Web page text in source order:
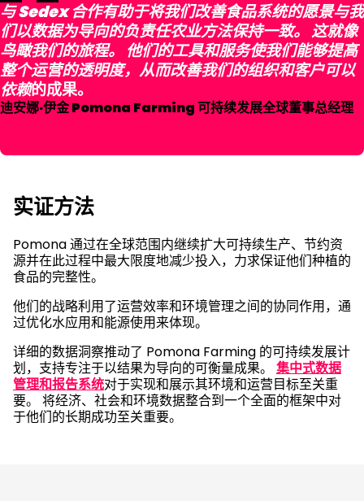
与 Sedex 合作有助于将我们改善食品系统的愿景与我
们以数据为导向的负责任农业方法保持一致。 这就像
鸟瞰我们的旅程。 他们的工具和服务使我们能够提高
整个运营的透明度，从而改善我们的组织和客户可以
依赖的成果。
迪安娜·伊金Pomona Farming 可持续发展全球董事总经理
实证方法
Pomona 通过在全球范围内继续扩大可持续生产、节约资
源并在此过程中最大限度地减少投入，力求保证他们种植的
食品的完整性。
他们的战略利用了运营效率和环境管理之间的协同作用，通
过优化水应用和能源使用来体现。
详细的数据洞察推动了 Pomona Farming 的可持续发展计
划，支持专注于以结果为导向的可衡量成果。 集中式数据
管理和报告系统对于实现和展示其环境和运营目标至关重
要。 将经济、社会和环境数据整合到一个全面的框架中对
于他们的长期成功至关重要。